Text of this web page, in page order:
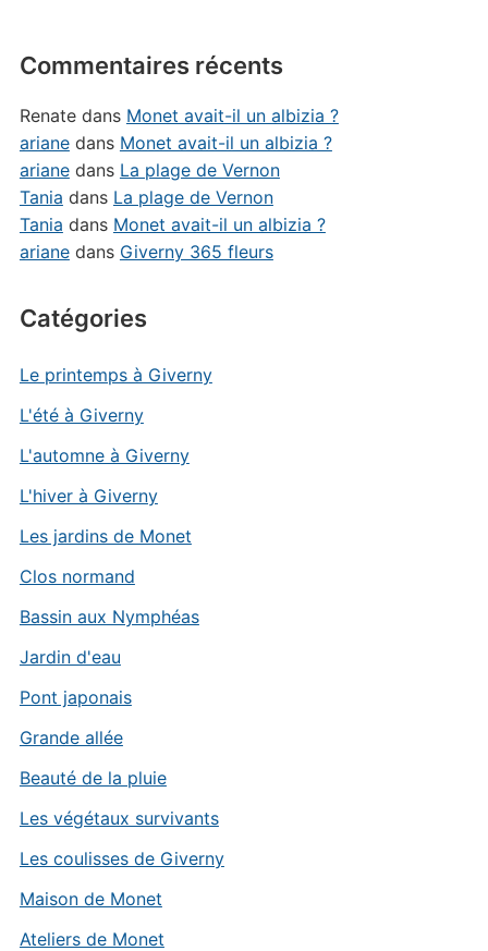
Commentaires récents
Renatedans Monet avait-il un albizia ?
arianedans Monet avait-il un albizia ?
arianedans La plage de Vernon
Tania dans La plage de Vernon
Tania dans Monet avait-il un albizia ?
arianedans Giverny 365 fleurs
Catégories
Le printemps à Giverny
L'été à Giverny
L'automne à Giverny
L'hiver à Giverny
Les jardins de Monet
Clos normand
Bassin aux Nymphéas
Jardin d'eau
Pont japonais
Grande allée
Beauté de la pluie
Les végétaux survivants
Les coulisses de Giverny
Maison de Monet
Ateliers de Monet